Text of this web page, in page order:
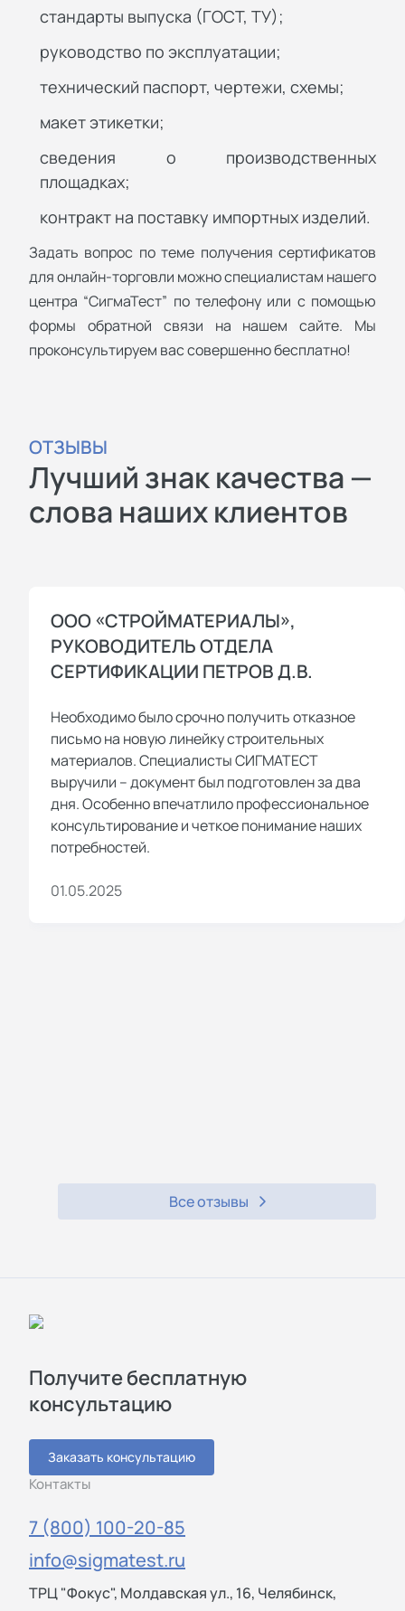
стандарты выпуска (ГОСТ, ТУ);
руководство по эксплуатации;
технический паспорт, чертежи, схемы;
макет этикетки;
сведения о производственных
площадках;
контракт на поставку импортных изделий.
Задать вопрос по теме получения сертификатов
для онлайн-торговли можно специалистам нашего
центра “СигмаТест” по телефону или с помощью
формы обратной связи на нашем сайте. Мы
проконсультируем вас совершенно бесплатно!
ОТЗЫВЫ
Лучший знак качества —
слова наших клиентов
ООО «СТРОЙМАТЕРИАЛЫ»,
РУКОВОДИТЕЛЬ ОТДЕЛА
СЕРТИФИКАЦИИ ПЕТРОВ Д.В.
Необходимо было срочно получить отказное
письмо на новую линейку строительных
материалов. Специалисты СИГМАТЕСТ
выручили – документ был подготовлен за два
дня. Особенно впечатлило профессиональное
консультирование и четкое понимание наших
потребностей.
01.05.2025
Все отзывы
Получите бесплатную
консультацию
Заказать консультацию
Контакты
7 (800) 100-20-85
info@sigmatest.ru
ТРЦ "Фокус", Молдавская ул., 16, Челябинск,